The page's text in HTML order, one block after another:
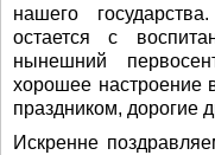
нашего
остается с
нынешний
хорошее настроение
праздником, дорогие
Искренне